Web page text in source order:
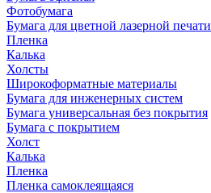
Фотобумага
Бумага для цветной лазерной печати
Пленка
Калька
Холсты
Широкоформатные материалы
Бумага для инженерных систем
Бумага универсальная без покрытия
Бумага с покрытием
Холст
Калька
Пленка
Пленка самоклеящаяся